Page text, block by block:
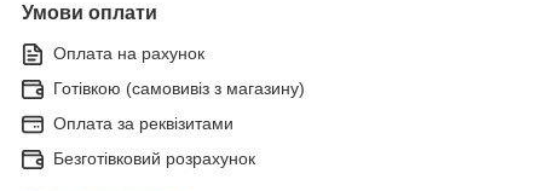
Умови оплати
Оплата на рахунок
Готівкою (самовивіз з магазину)
Оплата за реквізитами
Безготівковий розрахунок